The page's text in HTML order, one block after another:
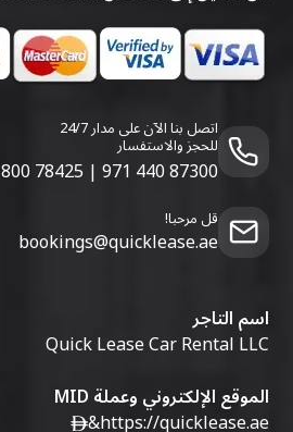
اتصل بنا الآن على مدار 24/7
للحجز والاستفسار
800 78425 | 971 440 87300
قل مرحبا!
bookings@quicklease.ae
اسم التاجر
Quick Lease Car Rental LLC
الموقع الإلكتروني وعملة MID
https://quicklease.ae
&